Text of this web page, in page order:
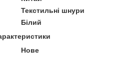
Текстильні шнури
Білий
Нове